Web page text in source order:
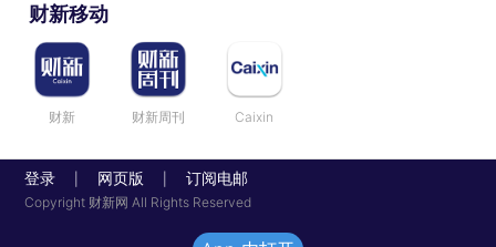
财新移动
财新 财新周刊 Caixin
登录 网页版 订阅电邮
Copyright 财新网 All Rights Reserved